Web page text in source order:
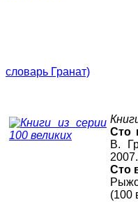
словарь Гранат)
Сто
В.
Сто
(100